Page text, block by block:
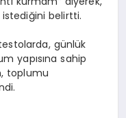
belirtti.
günlük
yapısına sahip
toplumu